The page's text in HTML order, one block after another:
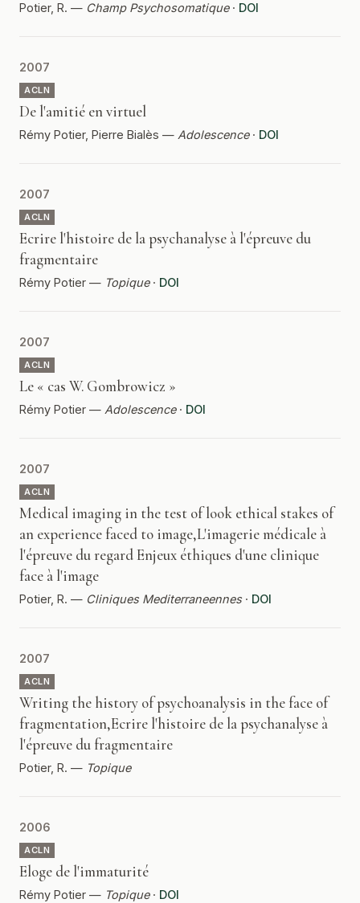
Potier, R. — Champ Psychosomatique· DOI
2007
ACLN
De l'amitié en virtuel
Rémy Potier, Pierre Bialès — Adolescence· DOI
2007
ACLN
Ecrire l'histoire de la psychanalyse à l'épreuve du
fragmentaire
Rémy Potier — Topique· DOI
2007
ACLN
Le « cas W. Gombrowicz »
Rémy Potier — Adolescence· DOI
2007
ACLN
Medical imaging in the test of look ethical stakes of
an experience faced to image,L'imagerie médicale à
l'épreuve du regard Enjeux éthiques d'une clinique
face à l'image
Potier, R. — Cliniques Mediterraneennes· DOI
2007
ACLN
Writing the history of psychoanalysis in the face of
fragmentation,Ecrire l'histoire de la psychanalyse à
l'épreuve du fragmentaire
Potier, R. — Topique
2006
ACLN
Eloge de l'immaturité
Rémy Potier — Topique· DOI